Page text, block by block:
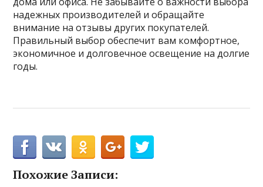
надежных производителей и обращайте
внимание на отзывы других покупателей.
Правильный выбор обеспечит вам комфортное,
экономичное и долговечное освещение на долгие
годы.
Похожие Записи: